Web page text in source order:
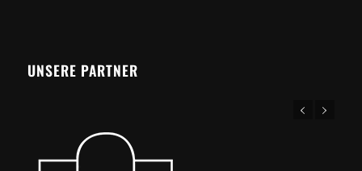
UNSERE PARTNER